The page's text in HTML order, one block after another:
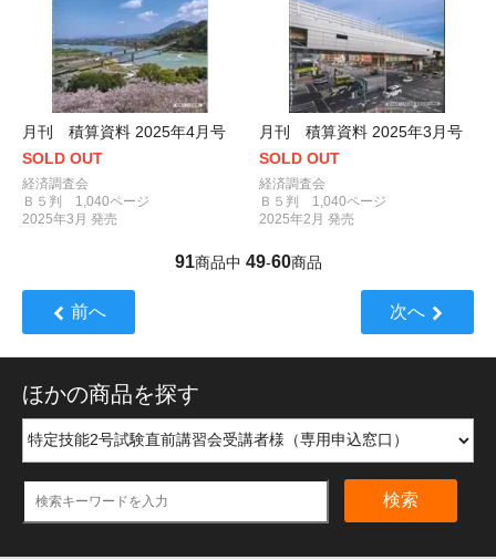
月刊 積算資料 2025年4月号
SOLD OUT
経済調査会
Ｂ５判 1,040ページ
2025年3月 発売
月刊 積算資料 2025年3月号
SOLD OUT
経済調査会
Ｂ５判 1,040ページ
2025年2月 発売
91商品中 49-60商品
前へ 次へ
ほかの商品を探す
検索